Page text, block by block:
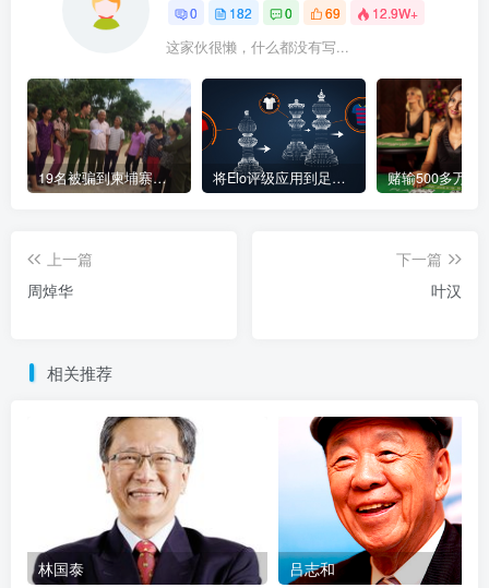
0 182 0 69 12.9W+
这家伙很懒，什么都没有写...
19名被骗到柬埔寨中资赌场“做菠菜”的越南人被解救 将Elo评级应用到足球博彩
上一篇
周焯华
下一篇
叶汉
相关推荐
林国泰 吕志和